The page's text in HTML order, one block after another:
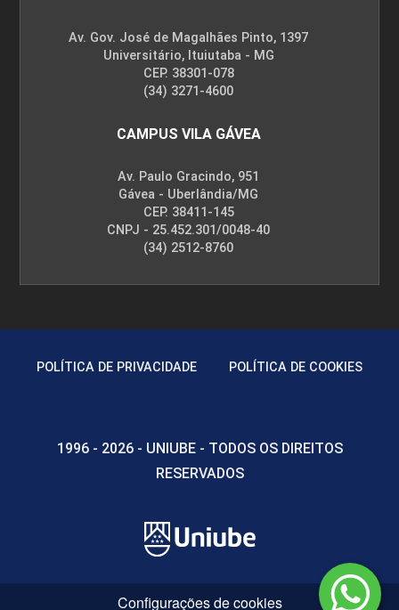
Av. Gov. José de Magalhães Pinto, 1397
Universitário, Ituiutaba - MG
CEP. 38301-078
(34) 3271-4600
CAMPUS VILA GÁVEA
Av. Paulo Gracindo, 951
Gávea - Uberlândia/MG
CEP. 38411-145
CNPJ - 25.452.301/0048-40
(34) 2512-8760
POLÍTICA DE PRIVACIDADE POLÍTICA DE COOKIES
1996 - 2026 - UNIUBE - TODOS OS DIREITOS
RESERVADOS
Configurações de cookies